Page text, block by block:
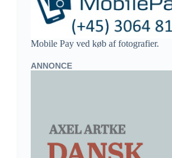
Mobile Pay ved køb af fotografier.
ANNONCE